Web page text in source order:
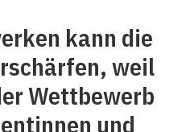
kann die
weil
Wettbewerb
und